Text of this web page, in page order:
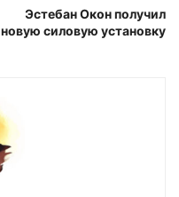
Эстебан Окон получил
новую силовую установку